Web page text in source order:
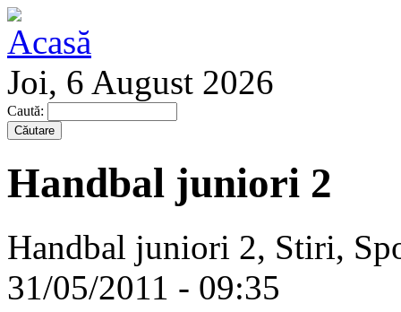
Joi, 6 August 2026
Caută:
Handbal juniori 2
Handbal juniori 2, Stiri,
31/05/2011 - 09:35